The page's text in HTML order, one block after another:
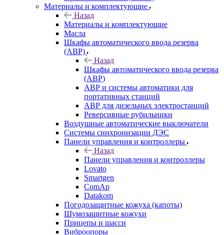
Материалы и комплектующие
Назад
Материалы и комплектующие
Масла
Шкафы автоматического ввода резерва
(АВР)
Назад
Шкафы автоматического ввода резерва
(АВР)
АВР и системы автоматики для
портативных станций
АВР для дизельных электростанций
Реверсивные рубильники
Воздушные автоматические выключатели
Системы синхронизации ДЭС
Панели управления и контроллеры
Назад
Панели управления и контроллеры
Lovato
Smartgen
ComAp
Datakom
Погодозащитные кожуха (капоты)
Шумозащитные кожухи
Прицепы и шасси
Виброопоры